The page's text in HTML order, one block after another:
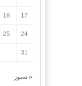
17
18
24
25
31
« تەموز